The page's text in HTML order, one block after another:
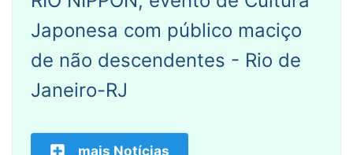
Japonesa com público maciço
de não descendentes - Rio de
Janeiro-RJ
mais Notícias